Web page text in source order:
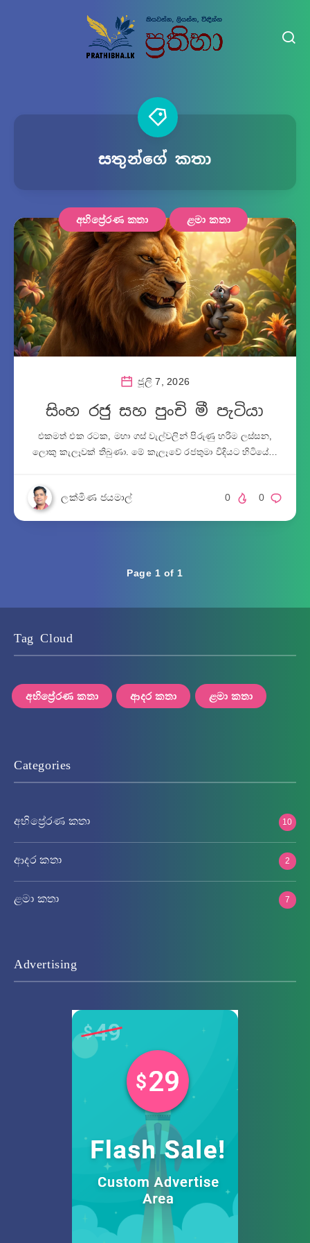
සතුන්ගේ කතා
අභිප්‍රේරණ කතා ළමා කතා
ජූලි 7, 2026
සිංහ රජු සහ පුංචි මී පැටියා
එකමත් එක රටක, මහා ගස් වැල්වලින් පිරුණු හරිම ලස්සන,
ලොකු කැලෑවක් තිබුණා. මේ කැලෑවේ රජතුමා විදියට හිටියේ…
ලක්මිණ ජයමාල් 0
0
Page 1 of 1
Tag Cloud
අභිප්‍රේරණ කතා ආදර කතා ළමා කතා
Categories
අභිප්‍රේරණ කතා 10
ආදර කතා 2
ළමා කතා 7
Advertising